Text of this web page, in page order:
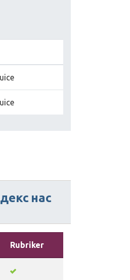
нас
Rubriker